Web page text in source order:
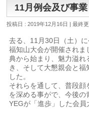
11月例会及び事業
投稿日 : 2019年12月16日 最終
去る、11月30日（土）
福知山大会が開催され
典から始まり、魅力溢
き、そして大懇親会と
した。
それらを通して、普段
を深める事がで、今後
YEGが「進歩」した会員